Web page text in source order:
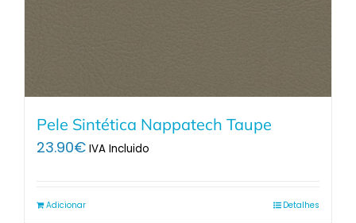
Pele Sintética Nappatech Taupe
23.90€ IVA Incluido
Adicionar Detalhes